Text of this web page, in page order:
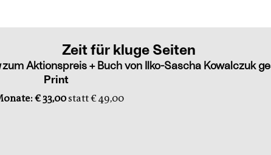
Zeit für kluge Seiten
zum Aktionspreis + Buch von Ilko-Sascha Kowalczuk
Print
€ 33,00statt € 49,00